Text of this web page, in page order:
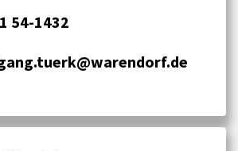
54-1432